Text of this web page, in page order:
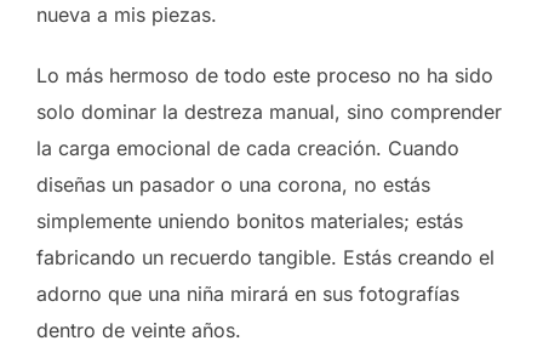
nueva a mis piezas.
Lo más hermoso de todo este proceso no ha sido
solo dominar la destreza manual, sino comprender
la carga emocional de cada creación. Cuando
diseñas un pasador o una corona, no estás
simplemente uniendo bonitos materiales; estás
fabricando un recuerdo tangible. Estás creando el
adorno que una niña mirará en sus fotografías
dentro de veinte años.